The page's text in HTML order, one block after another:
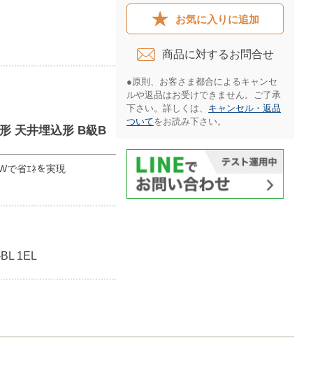
天井埋込形 B級B
で省ｴﾈを実現
1EL
お気に入りに追加
商品に対するお問合せ​
●原則、お客さま都合によるキャンセ
ルや返品はお受けできません。ご了承
下さい。詳しくは、 キャンセル・返品
ついてをお読み下さい。​